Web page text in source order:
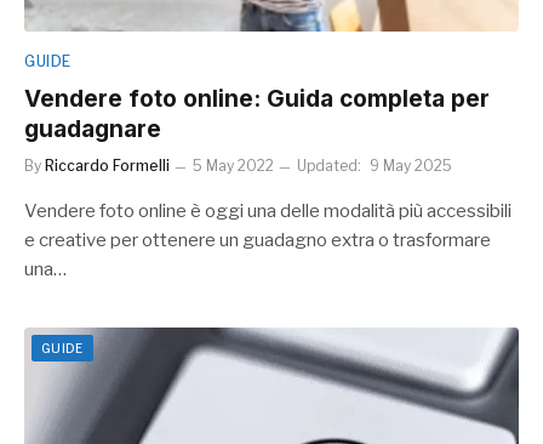
GUIDE
Vendere foto online: Guida completa per
guadagnare
By Riccardo Formelli 5 May 2022 Updated: 9 May 2025
Vendere foto online è oggi una delle modalità più accessibili
e creative per ottenere un guadagno extra o trasformare
una…
GUIDE